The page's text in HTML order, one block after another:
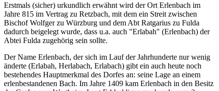
Erstmals (sicher) urkundlich erwähnt wird der Ort Erlenbach im
Jahre 815 im Vertrag zu Retzbach, mit dem ein Streit zwischen
Bischof Wolfger zu Würzburg und dem Abt Ratgarius zu Fulda
dadurch beigelegt wurde, dass u.a. auch "Erlabah" (Erlenbach) der
Abtei Fulda zugehörig sein sollte.
Der Name Erlenbach, der sich im Lauf der Jahrhunderte nur wenig
änderte (Erlabah, Herlabach, Erlabach) gibt ein auch heute noch
bestehendes Hauptmerkmal des Dorfes an: seine Lage an einem
erlenbestandenen Bach. Im Jahre 1409 kam Erlenbach in den Besitz